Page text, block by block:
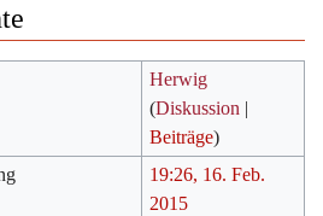
Herwig
(Diskussion |
Beiträge)
19:26, 16. Feb.
2015